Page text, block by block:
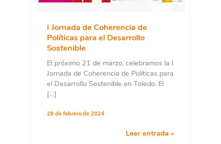
I Jornada de Coherencia de
Políticas para el Desarrollo
Sostenible
El próximo 21 de marzo, celebramos la I
Jornada de Coherencia de Políticas para
el Desarrollo Sostenible en Toledo. El
[…]
28 de febrero de 2024
ILeer entrada »